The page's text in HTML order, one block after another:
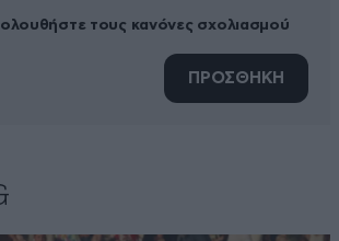
τους κανόνες σχολιασμού
ΠΡΟΣΘΗΚΗ